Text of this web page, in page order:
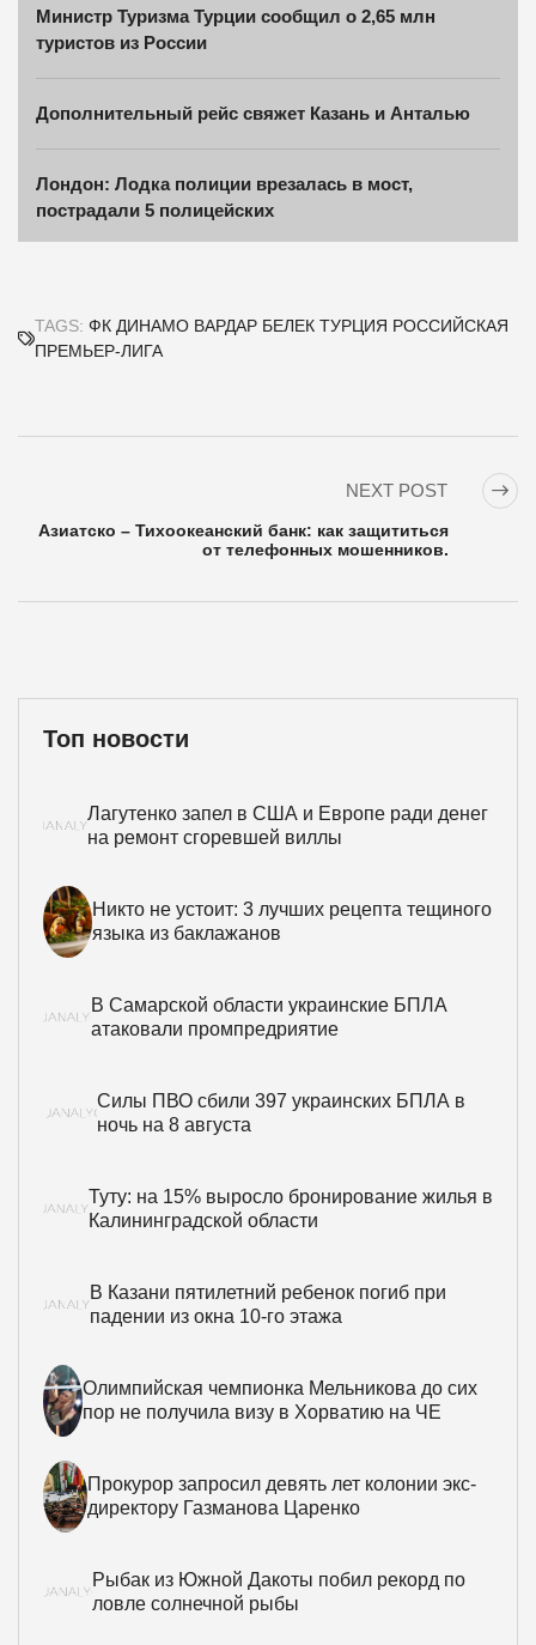
Министр Туризма Турции сообщил о 2,65 млн
туристов из России
Дополнительный рейс свяжет Казань и Анталью
Лондон: Лодка полиции врезалась в мост,
пострадали 5 полицейских
TAGS: ФК ДИНАМО ВАРДАР БЕЛЕК ТУРЦИЯ РОССИЙСКАЯ
ПРЕМЬЕР-ЛИГА
NEXT POST
Азиатско – Тихоокеанский банк: как защититься
от телефонных мошенников.
Топ новости
Лагутенко запел в США и Европе ради денег
на ремонт сгоревшей виллы
Никто не устоит: 3 лучших рецепта тещиного
языка из баклажанов
В Самарской области украинские БПЛА
атаковали промпредриятие
Силы ПВО сбили 397 украинских БПЛА в
ночь на 8 августа
Туту: на 15% выросло бронирование жилья в
Калининградской области
В Казани пятилетний ребенок погиб при
падении из окна 10-го этажа
Олимпийская чемпионка Мельникова до сих
пор не получила визу в Хорватию на ЧЕ
Прокурор запросил девять лет колонии экс-
директору Газманова Царенко
Рыбак из Южной Дакоты побил рекорд по
ловле солнечной рыбы